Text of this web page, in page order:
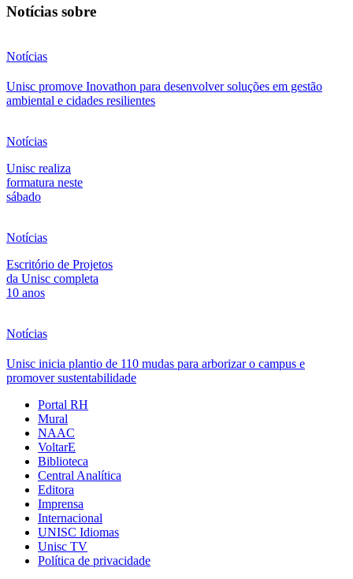
Notícias sobre
Notícias
Unisc promove Inovathon para desenvolver soluções em gestão
ambiental e cidades resilientes
Notícias
Unisc realiza
formatura neste
sábado
Notícias
Escritório de Projetos
da Unisc completa
10 anos
Notícias
Unisc inicia plantio de 110 mudas para arborizar o campus e
promover sustentabilidade
Portal RH
Mural
NAAC
VoltarE
Biblioteca
Central Analítica
Editora
Imprensa
Internacional
UNISC Idiomas
Unisc TV
Política de privacidade